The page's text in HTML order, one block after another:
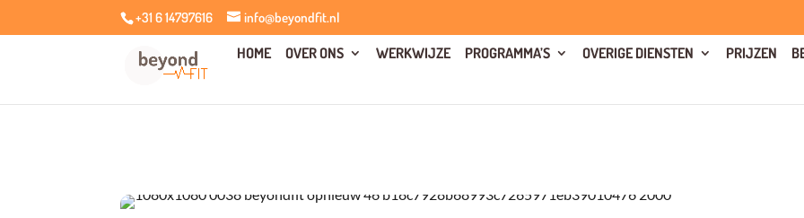
+31 6 14797616 info@beyondfit.nl
HOME OVER ONS WERKWIJZE PROGRAMMA’S OVERIGE DIENSTEN PRIJZEN